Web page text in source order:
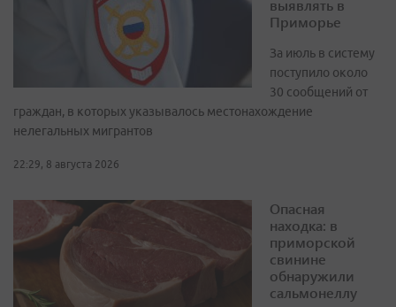
выявлять в
Приморье
За июль в систему
поступило около
30 сообщений от
граждан, в которых указывалось местонахождение
нелегальных мигрантов
22:29, 8 августа 2026
Опасная
находка: в
приморской
свинине
обнаружили
сальмонеллу